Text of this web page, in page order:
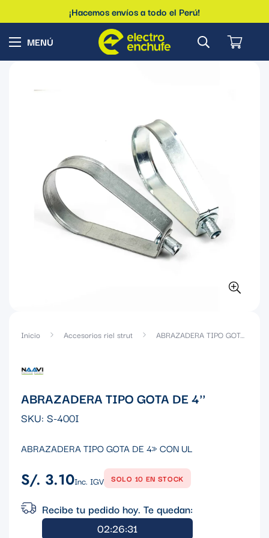
¡Hacemos envíos a todo el Perú!
Inicio Accesorios riel strut ABRAZADERA TIPO GOTA DE 4''
ABRAZADERA TIPO GOTA DE 4''
SKU: S-400I
ABRAZADERA TIPO GOTA DE 4» CON UL
Precio
S/. 3.10Inc. IGV SOLO 10 EN STOCK
Recibe tu pedido hoy. Te quedan:
02:26:31